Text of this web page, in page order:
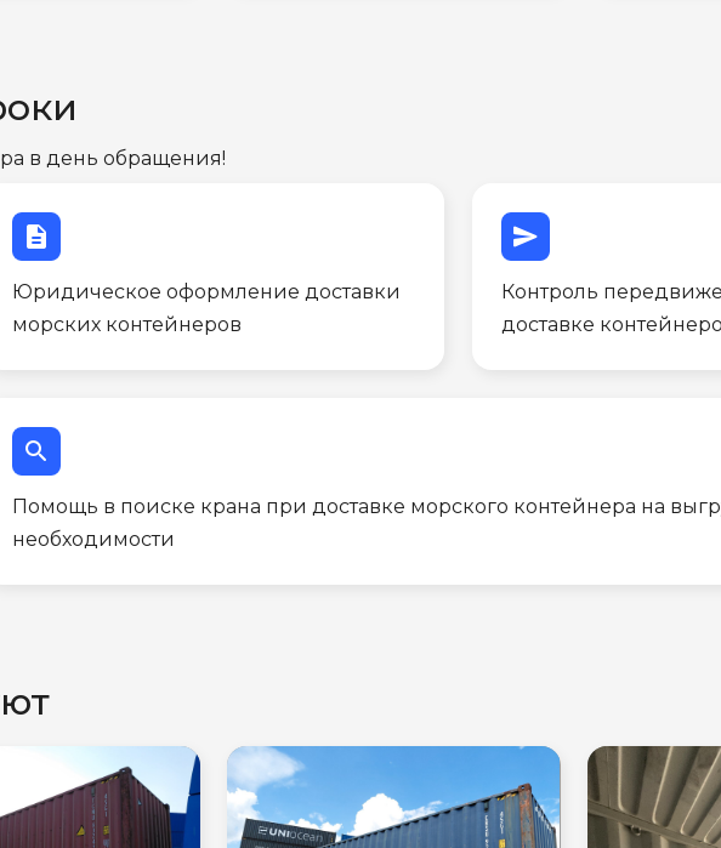
в день обращения!
description
Юридическое оформление доставки
морских контейнеров
send
Контроль
доставке
search
Помощь в поиске крана при доставке морского контейнера на
необходимости